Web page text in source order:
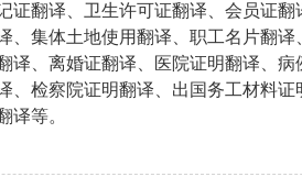
证翻译、卫生许可证翻译、会员证
、集体土地使用翻译、职工名片翻
译、离婚证翻译、医院证明翻译、
、检察院证明翻译、出国务工材料
译等。